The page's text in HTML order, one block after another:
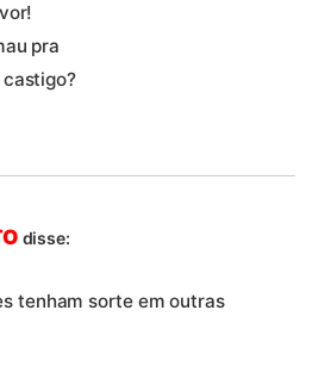
pra
disse:
tenham sorte em outras